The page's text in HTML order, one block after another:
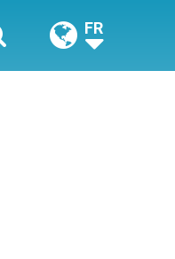
FR